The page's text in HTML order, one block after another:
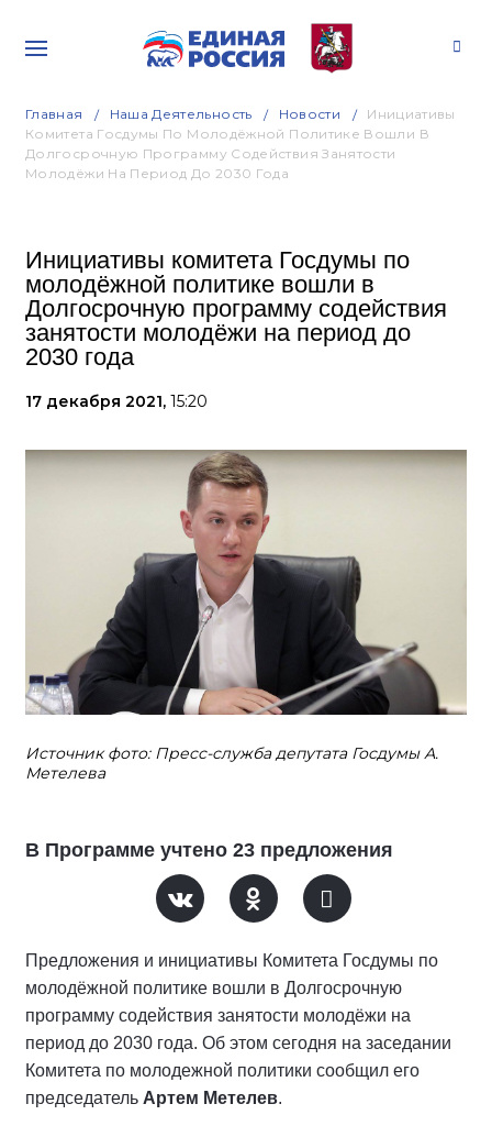
Главная Наша Деятельность Новости
Инициативы
Комитета Госдумы По Молодёжной Политике Вошли В
Долгосрочную Программу Содействия Занятости
Молодёжи На Период До 2030 Года
Инициативы комитета Госдумы по
молодёжной политике вошли в
Долгосрочную программу содействия
занятости молодёжи на период до
2030 года
17 декабря 2021, 15:20
Источник фото: Пресс-служба депутата Госдумы А.
Метелева
В Программе учтено 23 предложения
Предложения и инициативы Комитета Госдумы по
молодёжной политике вошли в Долгосрочную
программу содействия занятости молодёжи на
период до 2030 года. Об этом сегодня на заседании
Комитета по молодежной политики сообщил его
председатель Артем Метелев.